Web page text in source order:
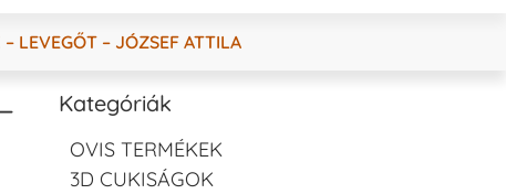
LEVEGŐT – JÓZSEF ATTILA
Kategóriák
OVIS TERMÉKEK
3D CUKISÁGOK